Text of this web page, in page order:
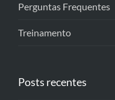
Perguntas Frequentes
Treinamento
Posts recentes